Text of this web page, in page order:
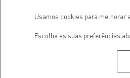
Usamos cookies para melhorar
Escolha as suas preferências